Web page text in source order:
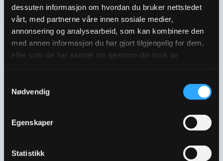
dessuten informasjon om hvordan du bruker nettstedet
vårt, med partnerne våre innen sosiale medier,
annonsering og analysearbeid, som kan kombinere den
med annen informasjon du har gjort tilgjengelig for dem,
eller som de har samlet inn gjennom din bruk av
Nødvendig
Egenskaper
Statistikk
ANBORINGSKLAMMER
ANBORINGSKLAMMER
DN200 1¼” M/VENTIL